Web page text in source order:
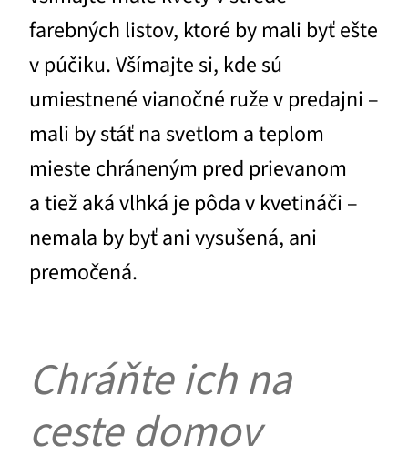
farebných listov, ktoré by mali byť ešte
v púčiku. Všímajte si, kde sú
umiestnené vianočné ruže v predajni –
mali by stáť na svetlom a teplom
mieste chráneným pred prievanom
a tiež aká vlhká je pôda v kvetináči –
nemala by byť ani vysušená, ani
premočená.
Chráňte ich na
ceste domov